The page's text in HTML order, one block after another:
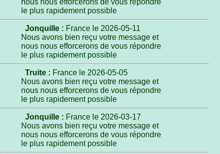
nous nous efforcerons de vous répondre
le plus rapidement possible
Jonquille : France le 2026-05-11
Nous avons bien reçu votre message et
nous nous efforcerons de vous répondre
le plus rapidement possible
Truite : France le 2026-05-05
Nous avons bien reçu votre message et
nous nous efforcerons de vous répondre
le plus rapidement possible
Jonquille : France le 2026-03-17
Nous avons bien reçu votre message et
nous nous efforcerons de vous répondre
le plus rapidement possible